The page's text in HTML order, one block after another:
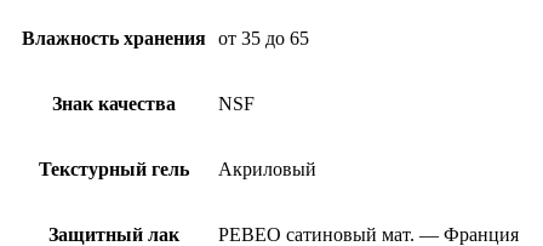
Влажность хранения от 35 до 65
Знак качества NSF
Текстурный гель Акриловый
Защитный лак PEBEO сатиновый мат. — Франция